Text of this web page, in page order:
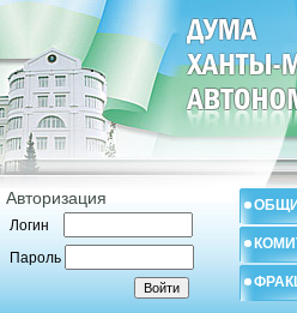
Авторизация
Логин
Пароль